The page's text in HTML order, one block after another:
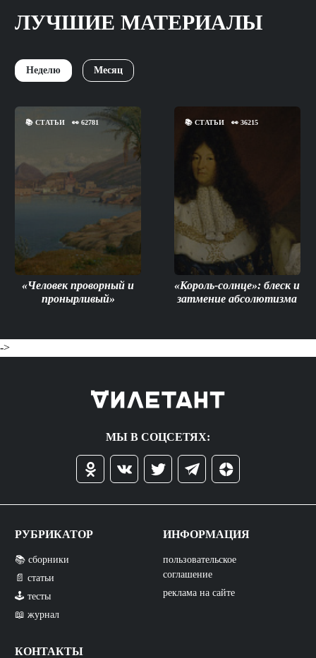
ЛУЧШИЕ МАТЕРИАЛЫ
Неделю Месяц
📚 СТАТЬИ 👀 62781
«Человек проворный и
пронырливый»
📚СТАТЬИ 👀36215
«Король-солнце»: блеск и
затмение абсолютизма
->
МЫ В СОЦСЕТЯХ:
РУБРИКАТОР
📚 сборники
📄 статьи
🕹️ тесты
📖 журнал
КОНТАКТЫ
ИНФОРМАЦИЯ
пользовательское
соглашение
реклама на сайте